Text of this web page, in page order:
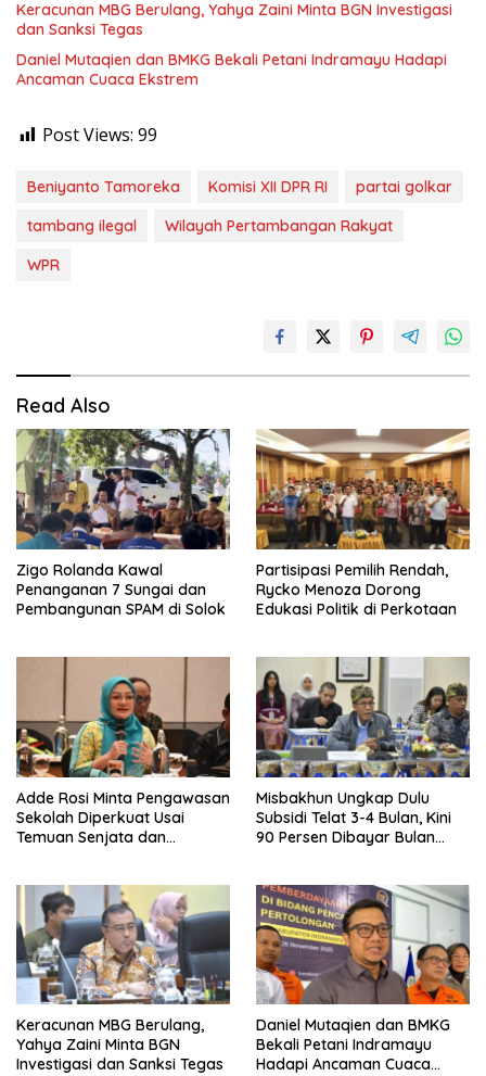
Keracunan MBG Berulang, Yahya Zaini Minta BGN Investigasi
dan Sanksi Tegas
Daniel Mutaqien dan BMKG Bekali Petani Indramayu Hadapi
Ancaman Cuaca Ekstrem
Post Views: 99
Beniyanto Tamoreka Komisi XII DPR RI
partai golkar
tambang ilegal
Wilayah Pertambangan Rakyat
WPR
Read Also
Zigo Rolanda Kawal
Penanganan 7 Sungai dan
Pembangunan SPAM di Solok
Partisipasi Pemilih Rendah,
Rycko Menoza Dorong
Edukasi Politik di Perkotaan
Adde Rosi Minta Pengawasan
Sekolah Diperkuat Usai
Temuan Senjata dan
Misbakhun Ungkap Dulu
Subsidi Telat 3-4 Bulan, Kini
90 Persen Dibayar Bulan
Keracunan MBG Berulang,
Yahya Zaini Minta BGN
Investigasi dan Sanksi Tegas
Daniel Mutaqien dan BMKG
Bekali Petani Indramayu
Hadapi Ancaman Cuaca